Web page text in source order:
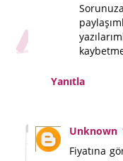
Yanıtla
Unknown
Fiyatına